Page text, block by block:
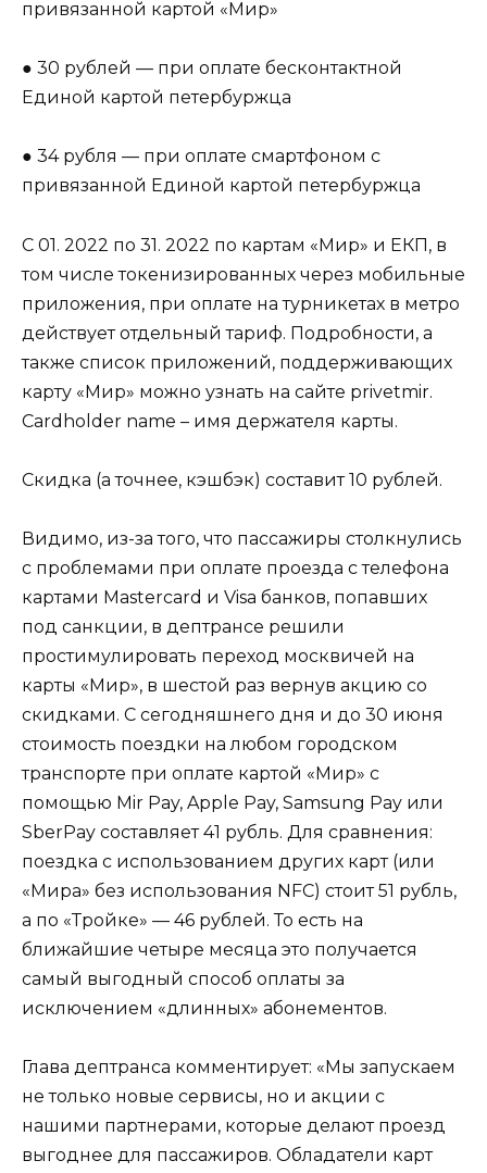
привязанной картой «Мир»
● 30 рублей — при оплате бесконтактной
Единой картой петербуржца
● 34 рубля — при оплате смартфоном с
привязанной Единой картой петербуржца
С 01. 2022 по 31. 2022 по картам «Мир» и ЕКП, в
том числе токенизированных через мобильные
приложения, при оплате на турникетах в метро
действует отдельный тариф. Подробности, а
также список приложений, поддерживающих
карту «Мир» можно узнать на сайте privetmir.
Cardholder name – имя держателя карты.
Скидка (а точнее, кэшбэк) составит 10 рублей.
Видимо, из-за того, что пассажиры столкнулись
с проблемами при оплате проезда с телефона
картами Mastercard и Visa банков, попавших
под санкции, в дептрансе решили
простимулировать переход москвичей на
карты «Мир», в шестой раз вернув акцию со
скидками. С сегодняшнего дня и до 30 июня
стоимость поездки на любом городском
транспорте при оплате картой «Мир» с
помощью Mir Pay, Apple Pay, Samsung Pay или
SberPay составляет 41 рубль. Для сравнения:
поездка с использованием других карт (или
«Мира» без использования NFC) стоит 51 рубль,
а по «Тройке» — 46 рублей. То есть на
ближайшие четыре месяца это получается
самый выгодный способ оплаты за
исключением «длинных» абонементов.
Глава дептранса комментирует: «Мы запускаем
не только новые сервисы, но и акции с
нашими партнерами, которые делают проезд
выгоднее для пассажиров. Обладатели карт